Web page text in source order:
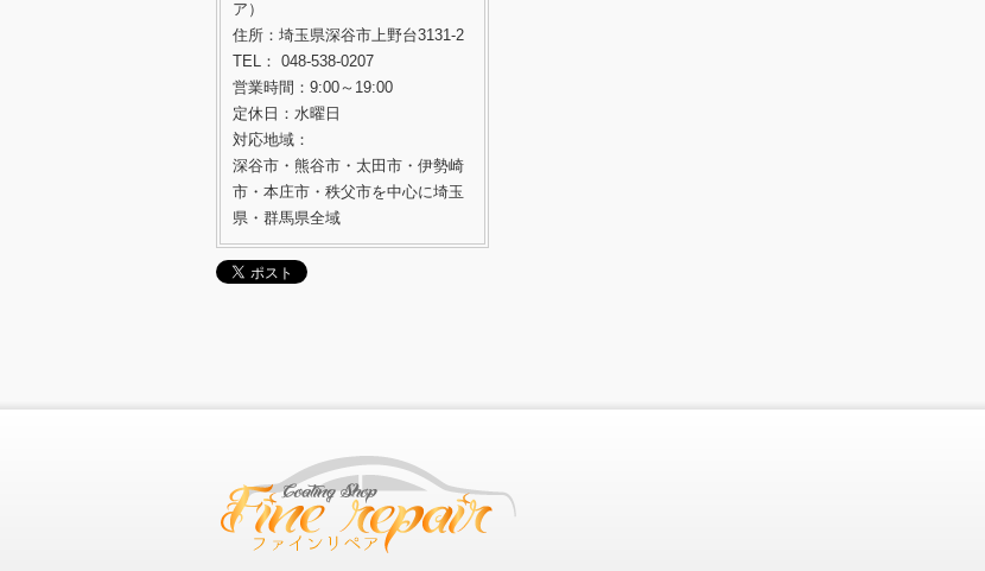
ア）
住所：埼玉県深谷市上野台3131-2
TEL： 048-538-0207
営業時間：9:00～19:00
定休日：水曜日
対応地域：
深谷市・熊谷市・太田市・伊勢崎
市・本庄市・秩父市を中心に埼玉
県・群馬県全域